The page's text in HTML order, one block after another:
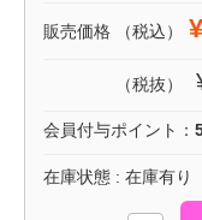
販売価格 （税込）
（税抜）
会員付与ポイント：
在庫状態 : 在庫有り